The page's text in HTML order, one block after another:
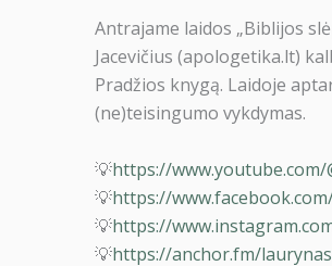
Antrajame laidos „Biblijos
Jacevičius (apologetika.lt)
Pradžios knygą. Laidoje
(ne)teisingumo vykdymas.
💡https://
💡https://
💡https://
💡https://anchor.fm/